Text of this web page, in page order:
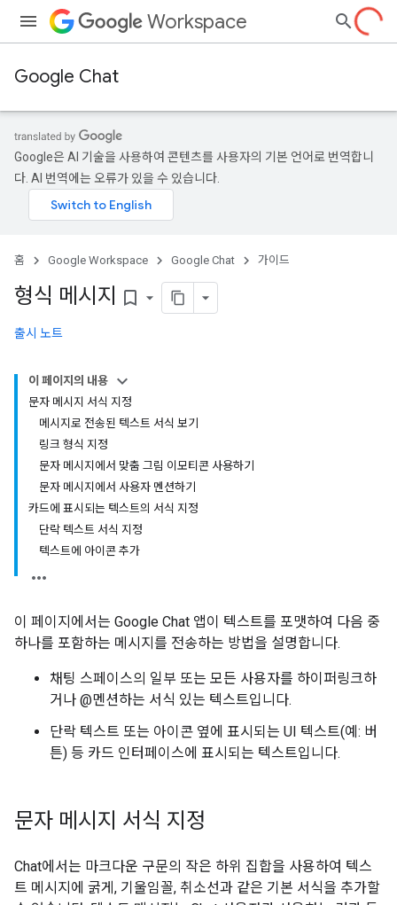
Workspace
Google Chat
Google은 AI 기술을 사용하여 콘텐츠를 사용자의 기본 언어로 번역합니
다. AI 번역에는 오류가 있을 수 있습니다.
홈 Google Workspace Google Chat 가이드
형식 메시지 bookmark_border
출시 노트
이 페이지의 내용
문자 메시지 서식 지정
메시지로 전송된 텍스트 서식 보기
링크 형식 지정
문자 메시지에서 맞춤 그림 이모티콘 사용하기
문자 메시지에서 사용자 멘션하기
카드에 표시되는 텍스트의 서식 지정
단락 텍스트 서식 지정
텍스트에 아이콘 추가
이 페이지에서는 Google Chat 앱이 텍스트를 포맷하여 다음 중
하나를 포함하는 메시지를 전송하는 방법을 설명합니다.
채팅 스페이스의 일부 또는 모든 사용자를 하이퍼링크하
거나 @멘션하는 서식 있는 텍스트입니다.
단락 텍스트 또는 아이콘 옆에 표시되는 UI 텍스트(예: 버
튼) 등 카드 인터페이스에 표시되는 텍스트입니다.
문자 메시지 서식 지정
Chat에서는 마크다운 구문의 작은 하위 집합을 사용하여 텍스
트 메시지에 굵게, 기울임꼴, 취소선과 같은 기본 서식을 추가할